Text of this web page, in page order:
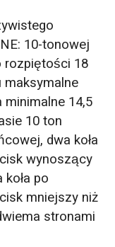
10-tonowej
rozpiętości 18
maksymalne
minimalne 14,5
10 ton
dwa koła
wynoszący
po
mniejszy niż
stronami